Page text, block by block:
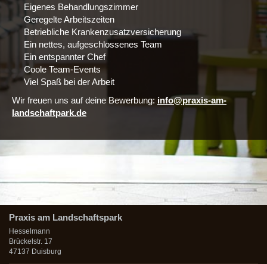
Eigenes Behandlungszimmer
Geregelte Arbeitszeiten
Betriebliche Krankenzusatzversicherung
Ein nettes, aufgeschlossenes Team
Ein entspannter Chef
Coole Team‑Events
Viel Spaß bei der Arbeit
Wir freuen uns auf deine Bewerbung: info@praxis-am-
landschaftpark.de
Praxis am Landschaftspark
Hesselmann
Brückelstr. 17
47137 Duisburg